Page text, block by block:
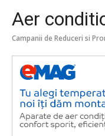
Aer
Campanii de Reduceri si